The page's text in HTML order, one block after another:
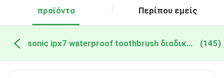
προϊόντα Περίπου εμείς
sonic ipx7 waterproof toothbrush διαδικτυακή κατασκευή (145)